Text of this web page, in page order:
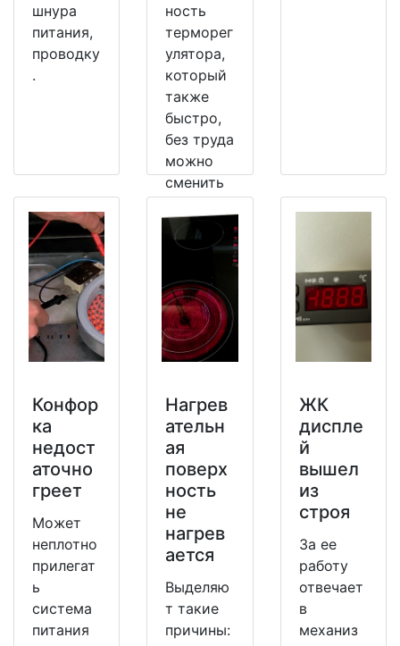
шнура
питания,
проводку
.
ность
терморег
улятора,
который
также
быстро,
без труда
можно
сменить
рабочий.
Конфор
ка
недост
аточно
греет
Может
неплотно
прилегат
ь
система
питания
Нагрев
ательн
ая
поверх
ность
не
нагрев
ается
Выделяю
т такие
причины:
ЖК
диспле
й
вышел
из
строя
За ее
работу
отвечает
в
механиз